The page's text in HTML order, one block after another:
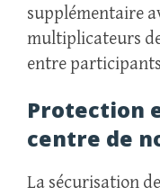
supplémentaire
multiplicateurs
entre
Protection
centre de
La sécurisation